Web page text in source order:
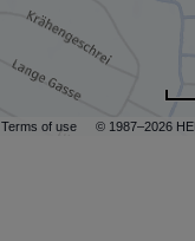
Terms of use © 1987–2026